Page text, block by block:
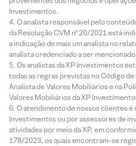
Investimentos.
O analista responsável pelo
da Resolução CVM nº 20/2021 está
a indicação de mais um analista no
analista credenciado a ser
Os analistas da XP Investimentos
todas as regras previstas no Código
Analista de Valores Mobiliários e na
Valores Mobiliários da XP
O atendimento de nossos clientes é
Investimentos ou por assessores de
atividades por meio da XP, em
178/2023, os quais encontram-se